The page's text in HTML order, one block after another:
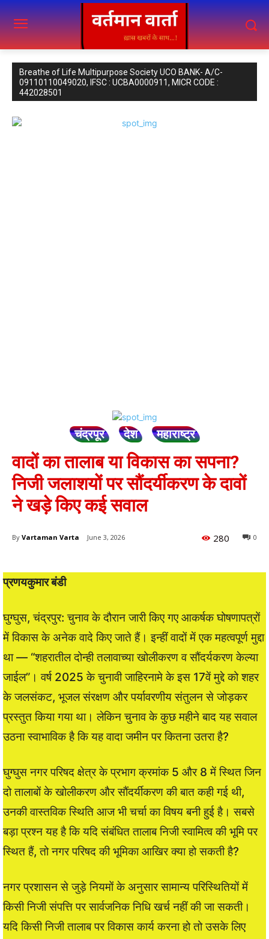
Breathe of Life Multipurpose Society UCO BANK- A/C-
09110110049020, IFSC : UCBA0000911, MICR CODE :
442028501
चंद्रपूर देश महाराष्ट्र
वादों का तालाब या विकास का सपना?
निजी जलाशयों पर सौंदर्यीकरण के दावों
ने खड़े किए कई सवाल
By Vartaman Varta June 3, 2026 0
280
प्रणयकुमार बंडी
घुग्घुस, चंद्रपुर: चुनाव के दौरान जारी किए गए आकर्षक घोषणापत्रों
में विकास के अनेक वादे किए जाते हैं। इन्हीं वादों में एक महत्वपूर्ण मुद्दा
था — “शहरातील दोन्ही तलावाच्या खोलीकरण व सौंदर्यकरण केल्या
जाईल”। वर्ष 2025 के चुनावी जाहिरनामे के इस 17वें मुद्दे को शहर
के जलसंकट, भूजल संरक्षण और पर्यावरणीय संतुलन से जोड़कर
प्रस्तुत किया गया था। लेकिन चुनाव के कुछ महीने बाद यह सवाल
उठना स्वाभाविक है कि यह वादा जमीन पर कितना उतरा है?
घुग्घुस नगर परिषद क्षेत्र के प्रभाग क्रमांक 5 और 8 में स्थित जिन
दो तालाबों के खोलीकरण और सौंदर्यीकरण की बात कही गई थी,
उनकी वास्तविक स्थिति आज भी चर्चा का विषय बनी हुई है। सबसे
बड़ा प्रश्न यह है कि यदि संबंधित तालाब निजी स्वामित्व की भूमि पर
स्थित हैं, तो नगर परिषद की भूमिका आखिर क्या हो सकती है?
नगर प्रशासन से जुड़े नियमों के अनुसार सामान्य परिस्थितियों में
किसी निजी संपत्ति पर सार्वजनिक निधि खर्च नहीं की जा सकती।
यदि किसी निजी तालाब पर विकास कार्य करना हो तो उसके लिए